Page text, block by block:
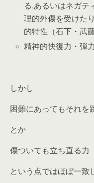
る,あるいはネガテ
理的外傷を受けた
的特性（石下・武
精神的快復力・弾
しかし
困難にあってもそれを
とか
傷ついても立ち直る力
という点ではほぼ一致